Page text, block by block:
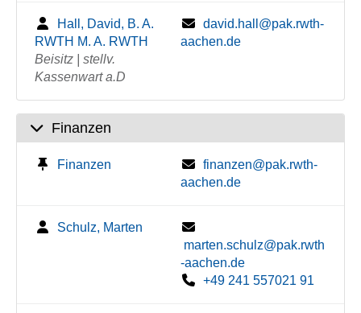
Hall, David, B. A.
RWTH M. A. RWTH
Beisitz | stellv.
Kassenwart a.D
david.hall@pak.rwth-
aachen.de
Finanzen
Finanzen
finanzen@pak.rwth-
aachen.de
Schulz, Marten
marten.schulz@pak.rwth
-aachen.de
+49 241 557021 91